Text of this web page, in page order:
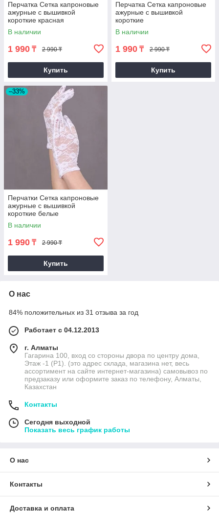
Перчатка Сетка капроновые
ажурные с вышивкой
короткие красная
В наличии
1 990 ₸ 2 990 ₸
Купить
Перчатка Сетка капроновые
ажурные с вышивкой
короткие
В наличии
1 990 ₸ 2 990 ₸
Купить
–33%
Перчатки Сетка капроновые
ажурные с вышивкой
короткие белые
В наличии
1 990 ₸ 2 990 ₸
Купить
О нас
84% положительных из 31 отзыва за год
Работает с 04.12.2013
г. Алматы
Гагарина 100, вход со стороны двора по центру дома,
Этаж -1 (P1). (это адрес склада, магазина нет, весь
ассортимент на сайте интернет-магазина) самовывоз по
предзаказу или оформите заказ по телефону, Алматы,
Казахстан
Контакты
Сегодня выходной
Показать весь график работы
О нас
Контакты
Доставка и оплата